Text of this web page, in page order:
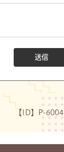
【ID】 P-6004